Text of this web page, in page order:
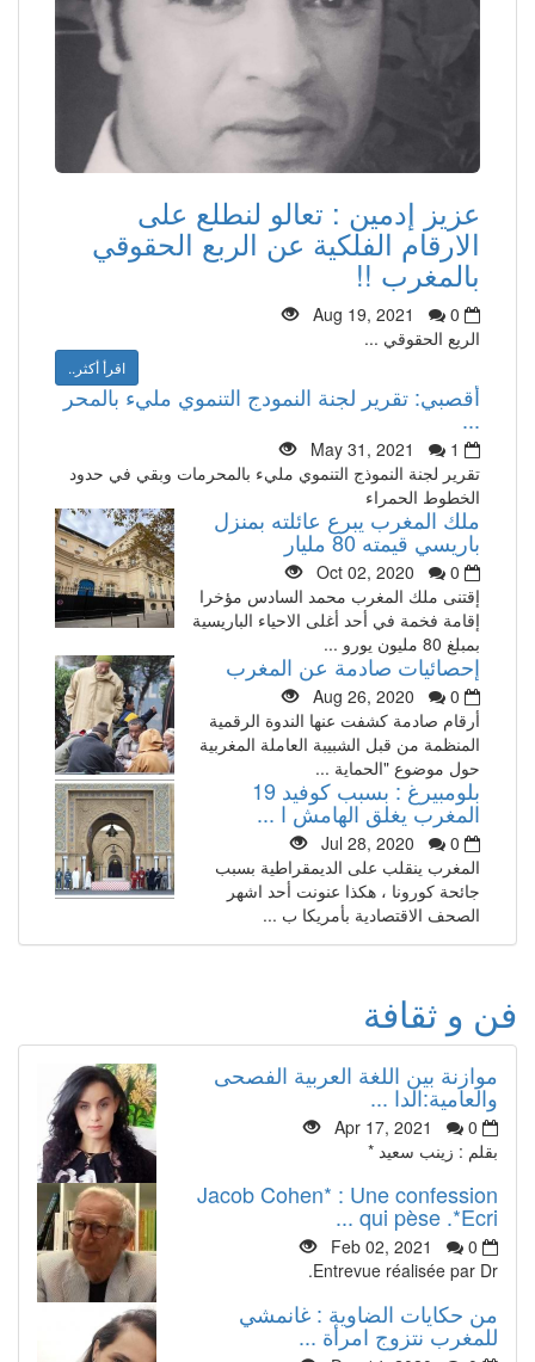
عزيز إدمين : تعالو لنطلع على
الارقام الفلكية عن الربع الحقوقي
بالمغرب !!
Aug 19, 2021
0
الريع الحقوقي ...
اقرأ أكثر..
أقصبي: تقرير لجنة النمودج التنموي مليء بالمحر
May 31, 2021
1
تقرير لجنة النموذج التنموي مليء بالمحرمات وبقي في حدود
الخطوط الحمراء
ملك المغرب يبرع عائلته بمنزل
باريسي قيمته 80 مليار
Oct 02, 2020
0
إقتنى ملك المغرب محمد السادس مؤخرا
إقامة فخمة في أحد أغلى الاحياء الباريسية
بمبلغ 80 مليون يورو ...
إحصائيات صادمة عن المغرب
Aug 26, 2020
0
أرقام صادمة كشفت عنها الندوة الرقمية
المنظمة من قبل الشبيبة العاملة المغربية
حول موضوع "الحماية ...
بلومبيرغ : بسبب كوفيد 19
المغرب يغلق الهامش ا ...
Jul 28, 2020
0
المغرب ينقلب على الديمقراطية بسبب
جائحة كورونا ، هكذا عنونت أحد اشهر
الصحف الاقتصادية بأمريكا ب ...
فن و ثقافة
موازنة بين اللغة العربية الفصحى
والعامية:الدا ...
Apr 17, 2021
0
بقلم : زينب سعيد *
Jacob Cohen* : Une confession
qui pèse .*Ecri ...
Feb 02, 2021
0
Entrevue réalisée par Dr.
من حكايات الضاوية : غانمشي
للمغرب نتزوج امرأة ...